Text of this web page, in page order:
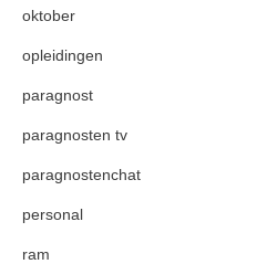
oktober
opleidingen
paragnost
paragnosten tv
paragnostenchat
personal
ram